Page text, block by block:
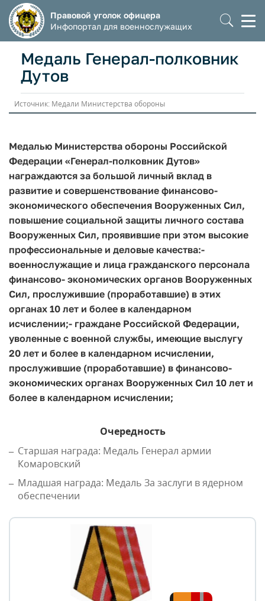
Правовой уголок офицера
Инфопортал для военнослужащих
Медаль Генерал-полковник
Дутов
Источник: Медали Министерства обороны
Медалью Министерства обороны Российской
Федерации «Генерал-полковник Дутов»
награждаются за большой личный вклад в
развитие и совершенствование финансово-
экономического обеспечения Вооруженных Сил,
повышение социальной защиты личного состава
Вооруженных Сил, проявившие при этом высокие
профессиональные и деловые качества:-
военнослужащие и лица гражданского персонала
финансово- экономических органов Вооруженных
Сил, прослужившие (проработавшие) в этих
органах 10 лет и более в календарном
исчислении;- граждане Российской Федерации,
уволенные с военной службы, имеющие выслугу
20 лет и более в календарном исчислении,
прослужившие (проработавшие) в финансово-
экономических органах Вооруженных Сил 10 лет и
более в календарном исчислении;
Очередность
Старшая награда: Медаль Генерал армии
Комаровский
Младшая награда: Медаль За заслуги в ядерном
обеспечении